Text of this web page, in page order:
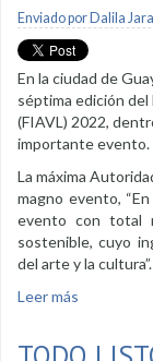
Enviado por Dalila
En la ciudad de
séptima edición
(FIAVL) 2022,
importante evento.
La máxima
magno evento,
evento con total
sostenible, cuyo
del arte y la cultura”.
Leer más